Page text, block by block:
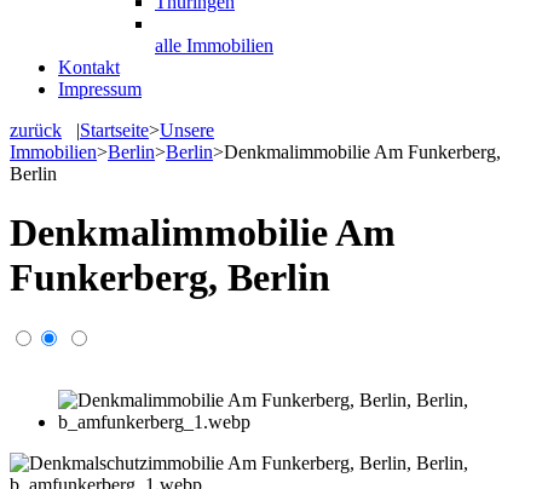
alle Immobilien
Kontakt
Impressum
zurück |Startseite>Unsere
Immobilien>Berlin>Berlin>Denkmalimmobilie Am Funkerberg,
Berlin
Denkmalimmobilie Am
Funkerberg, Berlin